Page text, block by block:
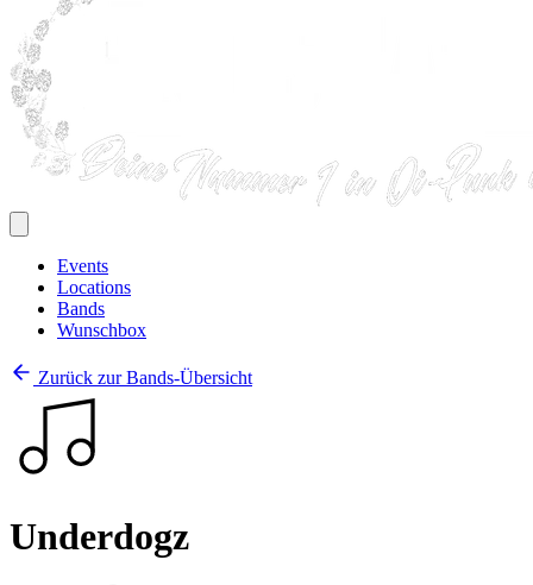
Events
Locations
Bands
Wunschbox
Zurück zur Bands-Übersicht
Underdogz